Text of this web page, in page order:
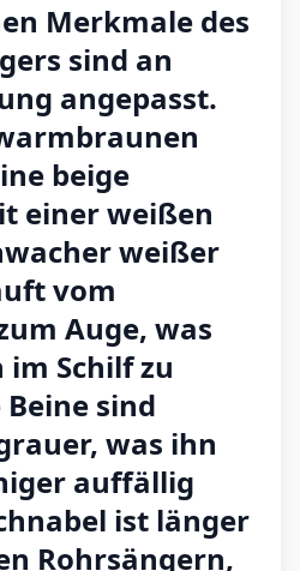
Merkmale des
sind an
angepasst.
beige
einer weißen
weißer
vom
Auge, was
Schilf zu
sind
was ihn
auffällig
ist länger
Rohrsängern,